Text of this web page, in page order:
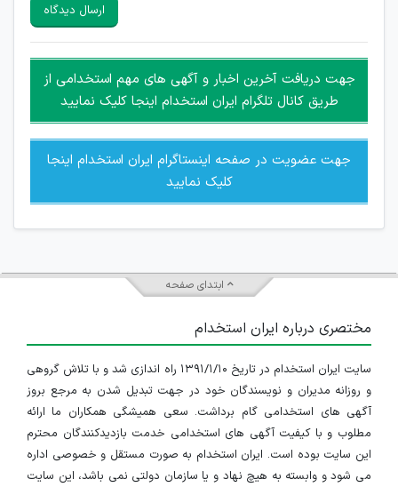
هرگونه تحریک، تحقیر و کنایه به سایر افراد (مسئول و غیر مسئول)
غیر مجاز می باشد.
امکان هماهنگی برای هرگونه ملاقات حضوری چه به صورت دسته
جمعی و چه فردی توسط کاربران سایت وجود ندارد.
ارسال دیدگاه
جهت دریافت آخرین اخبار و آگهی های مهم استخدامی از
طریق کانال تلگرام ایران استخدام اینجا کلیک نمایید
جهت عضویت در صفحه اینستاگرام ایران استخدام اینجا
کلیک نمایید
ابتدای صفحه
مختصری درباره ایران استخدام
سایت ایران استخدام در تاریخ ۱۳۹۱/۱/۱۰ راه اندازی شد و با تلاش گروهی
و روزانه مدیران و نویسندگان خود در جهت تبدیل شدن به مرجع بروز
آگهی های استخدامی گام برداشت. سعی همیشگی همکاران ما ارائه
مطلوب و با کیفیت آگهی های استخدامی خدمت بازدیدکنندگان محترم
این سایت بوده است. ایران استخدام به صورت مستقل و خصوصی اداره
می شود و وابسته به هیچ نهاد و یا سازمان دولتی نمی باشد، این سایت